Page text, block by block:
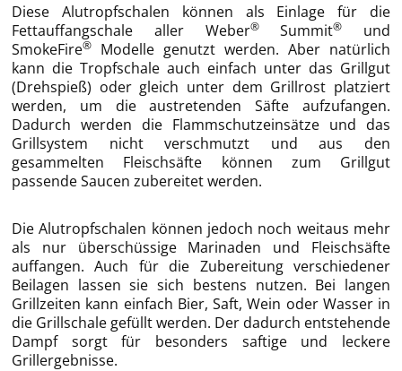
Diese Alutropfschalen können als Einlage für die
Fettauffangschale aller Weber®Summit®
und
SmokeFire®
Modelle genutzt werden. Aber natürlich
kann die Tropfschale auch einfach unter das Grillgut
(Drehspieß) oder gleich unter dem Grillrost platziert
werden, um die austretenden Säfte aufzufangen.
Dadurch werden die Flammschutzeinsätze und das
Grillsystem nicht verschmutzt und aus den
gesammelten Fleischsäfte können zum Grillgut
passende Saucen zubereitet werden.
Die Alutropfschalen können jedoch noch weitaus mehr
als nur überschüssige Marinaden und Fleischsäfte
auffangen. Auch für die Zubereitung verschiedener
Beilagen lassen sie sich bestens nutzen. Bei langen
Grillzeiten kann einfach Bier, Saft, Wein oder Wasser in
die Grillschale gefüllt werden. Der dadurch entstehende
Dampf sorgt für besonders saftige und leckere
Grillergebnisse.